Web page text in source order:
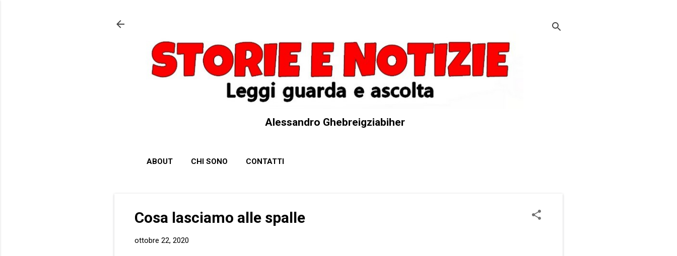
Alessandro Ghebreigziabiher
ABOUT CHI SONO CONTATTI
Cosa lasciamo alle spalle
ottobre 22, 2020